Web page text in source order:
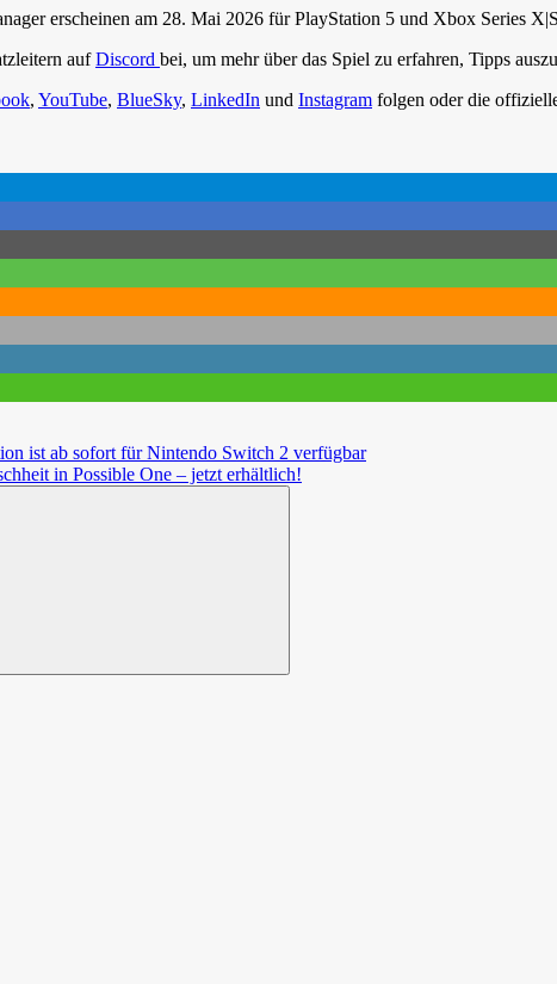
erscheinen am 28. Mai 2026 für PlayStation 5 und Xbox Series
aufDiscord bei, um mehr über das Spiel zu erfahren, Tipps
, YouTube, BlueSky, LinkedIn und Instagram folgen oder die
ist ab sofort für Nintendo Switch 2 verfügbar
in Possible One – jetzt erhältlich!
Suchen